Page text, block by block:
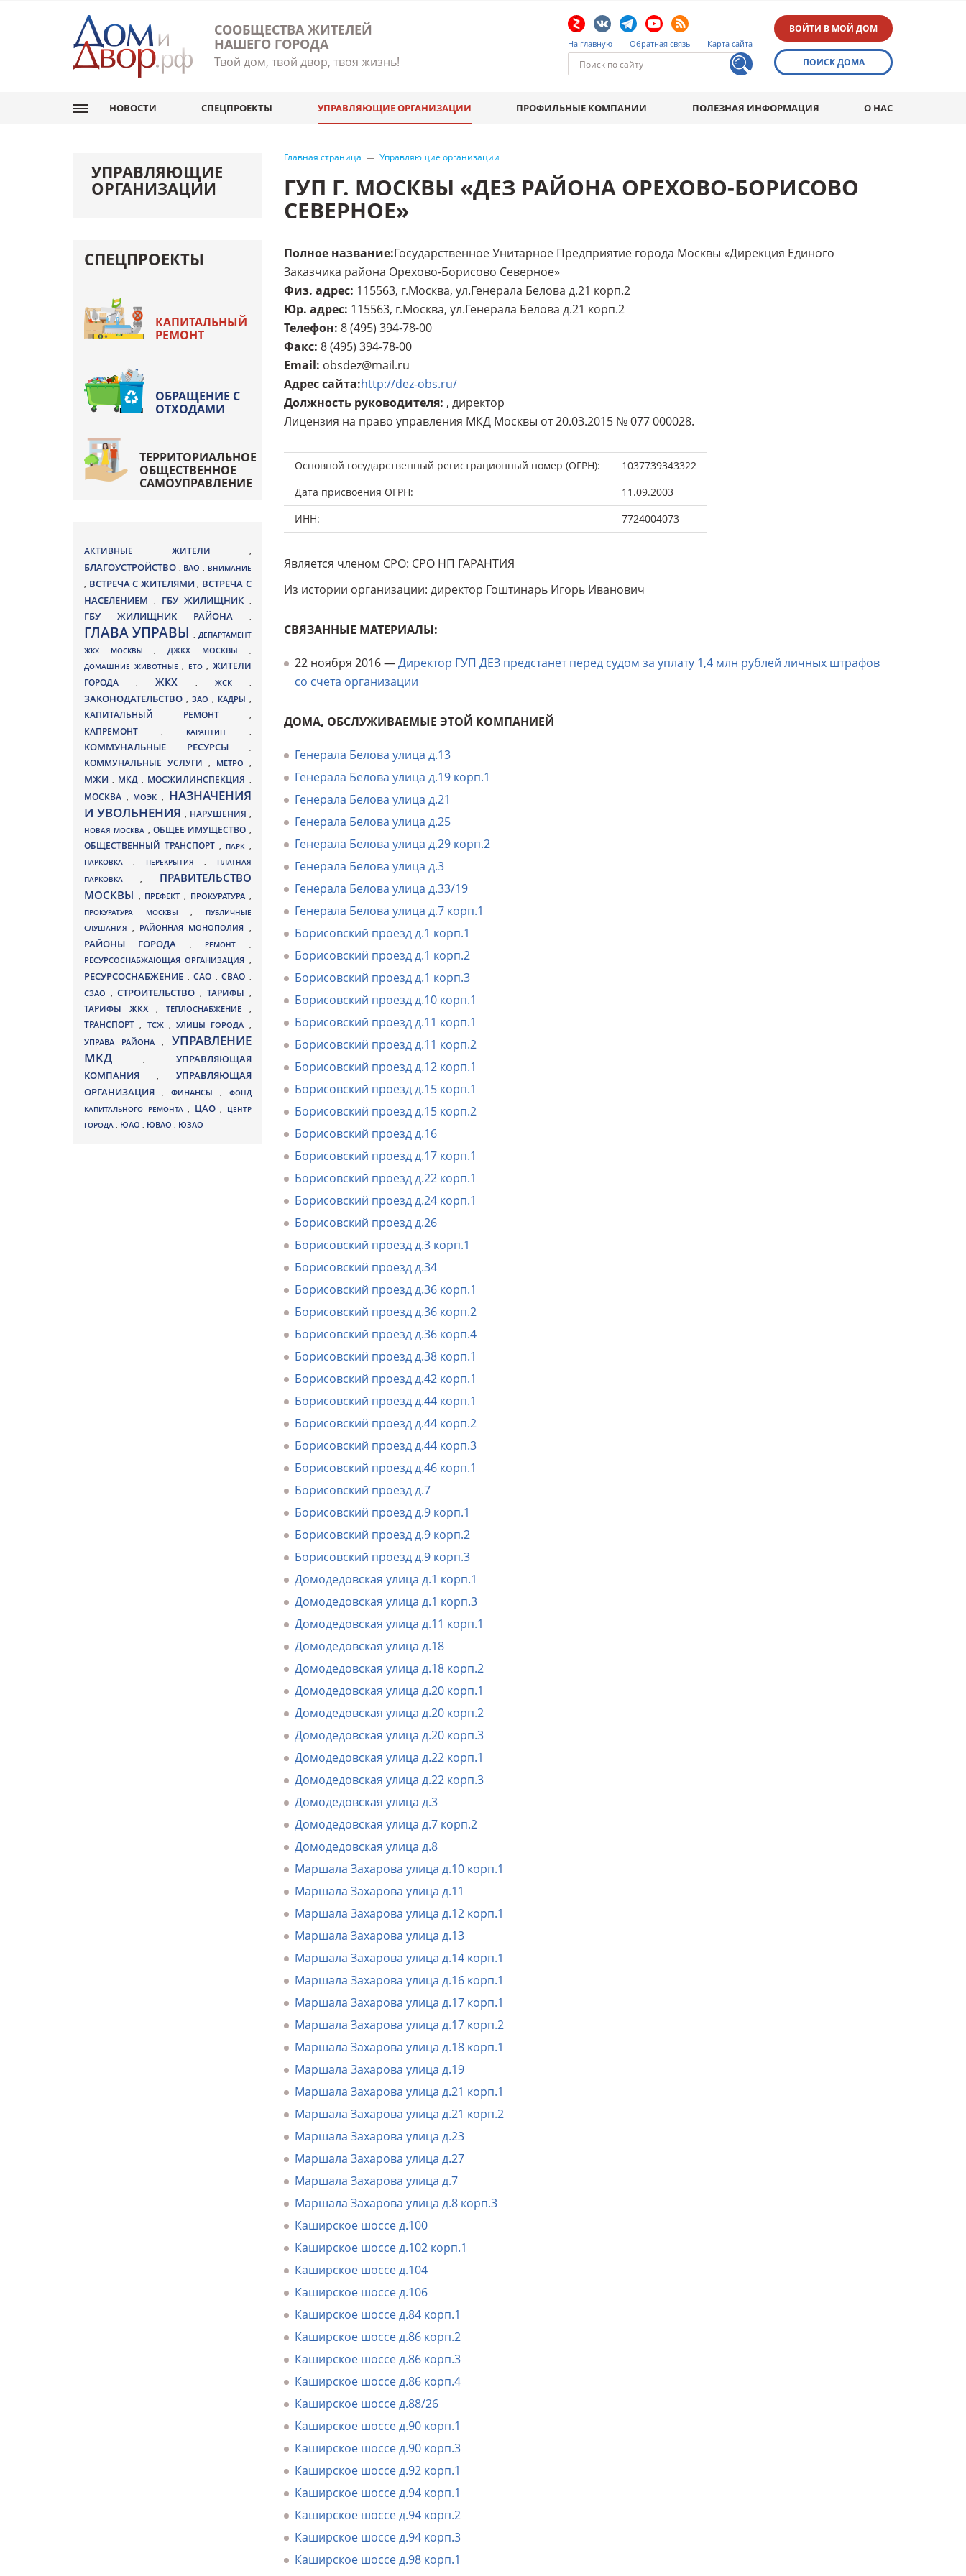
СООБЩЕСТВА ЖИТЕЛЕЙ
НАШЕГО ГОРОДА
Твой дом, твой двор, твоя жизнь!
На главную Обратная связь Карта сайта
ВОЙТИ В МОЙ ДОМ
ПОИСК ДОМА
НОВОСТИ СПЕЦПРОЕКТЫ УПРАВЛЯЮЩИЕ ОРГАНИЗАЦИИ ПРОФИЛЬНЫЕ КОМПАНИИ ПОЛЕЗНАЯ ИНФОРМАЦИЯ О НАС
Главная страница Управляющие организации
ГУП Г. МОСКВЫ «ДЕЗ РАЙОНА ОРЕХОВО-БОРИСОВО
СЕВЕРНОЕ»
Полное название:Государственное Унитарное Предприятие города Москвы «Дирекция Единого
Заказчика района Орехово-Борисово Северное»
Физ. адрес: 115563, г.Москва, ул.Генерала Белова д.21 корп.2
Юр. адрес: 115563, г.Москва, ул.Генерала Белова д.21 корп.2
Телефон: 8 (495) 394-78-00
Факс: 8 (495) 394-78-00
Email: obsdez@mail.ru
Адрес сайта:http://dez-obs.ru/
Должность руководителя: , директор
Лицензия на право управления МКД Москвы от 20.03.2015 № 077 000028.
Основной государственный регистрационный номер (ОГРН):
1037739343322
Дата присвоения ОГРН:
11.09.2003
ИНН:
7724004073
Является членом СРО: СРО НП ГАРАНТИЯ
Из истории организации: директор Гоштинарь Игорь Иванович
СВЯЗАННЫЕ МАТЕРИАЛЫ:
22 ноября 2016 —Директор ГУП ДЕЗ предстанет перед судом за уплату 1,4 млн рублей личных штрафов
со счета организации
ДОМА, ОБСЛУЖИВАЕМЫЕ ЭТОЙ КОМПАНИЕЙ
Генерала Белова улица д.13
Генерала Белова улица д.19 корп.1
Генерала Белова улица д.21
Генерала Белова улица д.25
Генерала Белова улица д.29 корп.2
Генерала Белова улица д.3
Генерала Белова улица д.33/19
Генерала Белова улица д.7 корп.1
Борисовский проезд д.1 корп.1
Борисовский проезд д.1 корп.2
Борисовский проезд д.1 корп.3
Борисовский проезд д.10 корп.1
Борисовский проезд д.11 корп.1
Борисовский проезд д.11 корп.2
Борисовский проезд д.12 корп.1
Борисовский проезд д.15 корп.1
Борисовский проезд д.15 корп.2
Борисовский проезд д.16
Борисовский проезд д.17 корп.1
Борисовский проезд д.22 корп.1
Борисовский проезд д.24 корп.1
Борисовский проезд д.26
Борисовский проезд д.3 корп.1
Борисовский проезд д.34
Борисовский проезд д.36 корп.1
Борисовский проезд д.36 корп.2
Борисовский проезд д.36 корп.4
Борисовский проезд д.38 корп.1
Борисовский проезд д.42 корп.1
Борисовский проезд д.44 корп.1
Борисовский проезд д.44 корп.2
Борисовский проезд д.44 корп.3
Борисовский проезд д.46 корп.1
Борисовский проезд д.7
Борисовский проезд д.9 корп.1
Борисовский проезд д.9 корп.2
Борисовский проезд д.9 корп.3
Домодедовская улица д.1 корп.1
Домодедовская улица д.1 корп.3
Домодедовская улица д.11 корп.1
Домодедовская улица д.18
Домодедовская улица д.18 корп.2
Домодедовская улица д.20 корп.1
Домодедовская улица д.20 корп.2
Домодедовская улица д.20 корп.3
Домодедовская улица д.22 корп.1
Домодедовская улица д.22 корп.3
Домодедовская улица д.3
Домодедовская улица д.7 корп.2
Домодедовская улица д.8
Маршала Захарова улица д.10 корп.1
Маршала Захарова улица д.11
Маршала Захарова улица д.12 корп.1
Маршала Захарова улица д.13
Маршала Захарова улица д.14 корп.1
Маршала Захарова улица д.16 корп.1
Маршала Захарова улица д.17 корп.1
Маршала Захарова улица д.17 корп.2
Маршала Захарова улица д.18 корп.1
Маршала Захарова улица д.19
Маршала Захарова улица д.21 корп.1
Маршала Захарова улица д.21 корп.2
Маршала Захарова улица д.23
Маршала Захарова улица д.27
Маршала Захарова улица д.7
Маршала Захарова улица д.8 корп.3
Каширское шоссе д.100
Каширское шоссе д.102 корп.1
Каширское шоссе д.104
Каширское шоссе д.106
Каширское шоссе д.84 корп.1
Каширское шоссе д.86 корп.2
Каширское шоссе д.86 корп.3
Каширское шоссе д.86 корп.4
Каширское шоссе д.88/26
Каширское шоссе д.90 корп.1
Каширское шоссе д.90 корп.3
Каширское шоссе д.92 корп.1
Каширское шоссе д.94 корп.1
Каширское шоссе д.94 корп.2
Каширское шоссе д.94 корп.3
Каширское шоссе д.98 корп.1
УПРАВЛЯЮЩИЕ
ОРГАНИЗАЦИИ
СПЕЦПРОЕКТЫ
КАПИТАЛЬНЫЙ
РЕМОНТ
ОБРАЩЕНИЕ С
ОТХОДАМИ
ТЕРРИТОРИАЛЬНОЕ
ОБЩЕСТВЕННОЕ
САМОУПРАВЛЕНИЕ
АКТИВНЫЕ ЖИТЕЛИ ,
БЛАГОУСТРОЙСТВО , ВАО , ВНИМАНИЕ
, ВСТРЕЧА С ЖИТЕЛЯМИ, ВСТРЕЧА С
НАСЕЛЕНИЕМ
, ГБУ ЖИЛИЩНИК ,
ГБУ ЖИЛИЩНИК РАЙОНА ,
ГЛАВА УПРАВЫ, ДЕПАРТАМЕНТ
ЖКХ МОСКВЫ,ДЖКХ МОСКВЫ ,
ДОМАШНИЕ ЖИВОТНЫЕ , ЕТО , ЖИТЕЛИ
ГОРОДА
, ЖКХ , ЖСК ,
ЗАКОНОДАТЕЛЬСТВО , ЗАО , КАДРЫ ,
КАПИТАЛЬНЫЙ РЕМОНТ ,
КАПРЕМОНТ , КАРАНТИН ,
КОММУНАЛЬНЫЕ РЕСУРСЫ ,
КОММУНАЛЬНЫЕ УСЛУГИ , МЕТРО ,
МЖИ, МКД , МОСЖИЛИНСПЕКЦИЯ ,
МОСКВА , МОЭК ,
НАЗНАЧЕНИЯ
И УВОЛЬНЕНИЯ , НАРУШЕНИЯ ,
НОВАЯ МОСКВА , ОБЩЕЕ ИМУЩЕСТВО ,
ОБЩЕСТВЕННЫЙ ТРАНСПОРТ, ПАРК ,
ПАРКОВКА, ПЕРЕКРЫТИЯ,
ПЛАТНАЯ
ПАРКОВКА ,
ПРАВИТЕЛЬСТВО
МОСКВЫ , ПРЕФЕКТ, ПРОКУРАТУРА ,
ПРОКУРАТУРА МОСКВЫ ,
ПУБЛИЧНЫЕ
СЛУШАНИЯ, РАЙОННАЯ МОНОПОЛИЯ ,
РАЙОНЫ ГОРОДА , РЕМОНТ ,
РЕСУРСОСНАБЖАЮЩАЯ ОРГАНИЗАЦИЯ ,
РЕСУРСОСНАБЖЕНИЕ , САО , СВАО ,
СЗАО ,СТРОИТЕЛЬСТВО, ТАРИФЫ ,
ТАРИФЫ ЖКХ , ТЕПЛОСНАБЖЕНИЕ ,
ТРАНСПОРТ, ТСЖ , УЛИЦЫ ГОРОДА ,
УПРАВА РАЙОНА, УПРАВЛЕНИЕ
МКД, УПРАВЛЯЮЩАЯ
КОМПАНИЯ
, УПРАВЛЯЮЩАЯ
ОРГАНИЗАЦИЯ
, ФИНАНСЫ , ФОНД
КАПИТАЛЬНОГО РЕМОНТА , ЦАО ,
ЦЕНТР
ГОРОДА , ЮАО , ЮВАО , ЮЗАО